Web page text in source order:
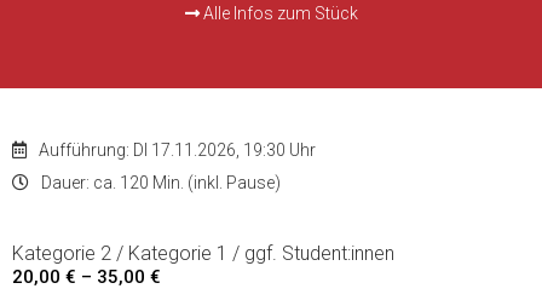
Alle Infos zum Stück
Aufführung: DI 17.11.2026, 19:30 Uhr
Dauer: ca. 120 Min. (inkl. Pause)
Kategorie 2 / Kategorie 1 / ggf. Student:innen
20,00 € – 35,00 €